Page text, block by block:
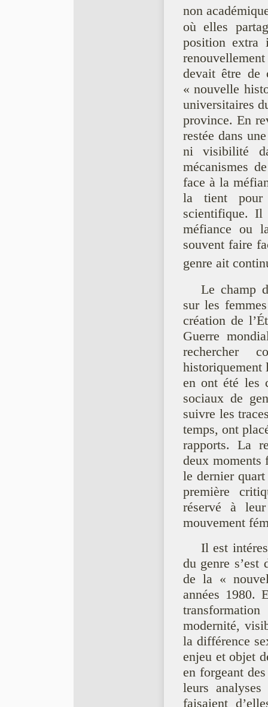
non
où elles
position extra
devait être de
« nouvelle
universitaires
province. En
restée dans
ni visibilité
mécanismes
face à la
la tient pour
scientifique. Il
méfiance ou
souvent faire
genre ait
Le champ
sur les
création de
Guerre
rechercher
historiquement
en ont été les
sociaux de
suivre les
temps, ont
rapports. La
deux moments
le dernier
première
réservé à
mouvement
Il est
du genre s’est
de la «
années 1980.
modernité,
la différence
enjeu et objet
en forgeant
leurs
faisaient